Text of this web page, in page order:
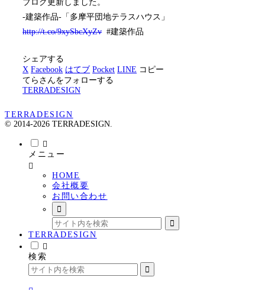
ブログ更新しました。
-建築作品-「多摩平団地テラスハウス」
http://t.co/9xySbcXyZv#建築作品
シェアする
X Facebook はてブ Pocket LINE コピー
てらさんをフォローする
TERRADESIGN
TERRADESIGN
© 2014-2026 TERRADESIGN.
メニュー
HOME
会社概要
お問い合わせ
TERRADESIGN
検索